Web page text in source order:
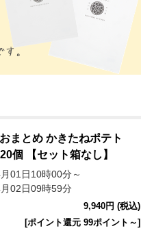
まとめ かきたねポテト
個 【セット箱なし】
01日10時00分～
02日09時59分
9,940円 (税込)
[ポイント還元 99ポイント～]